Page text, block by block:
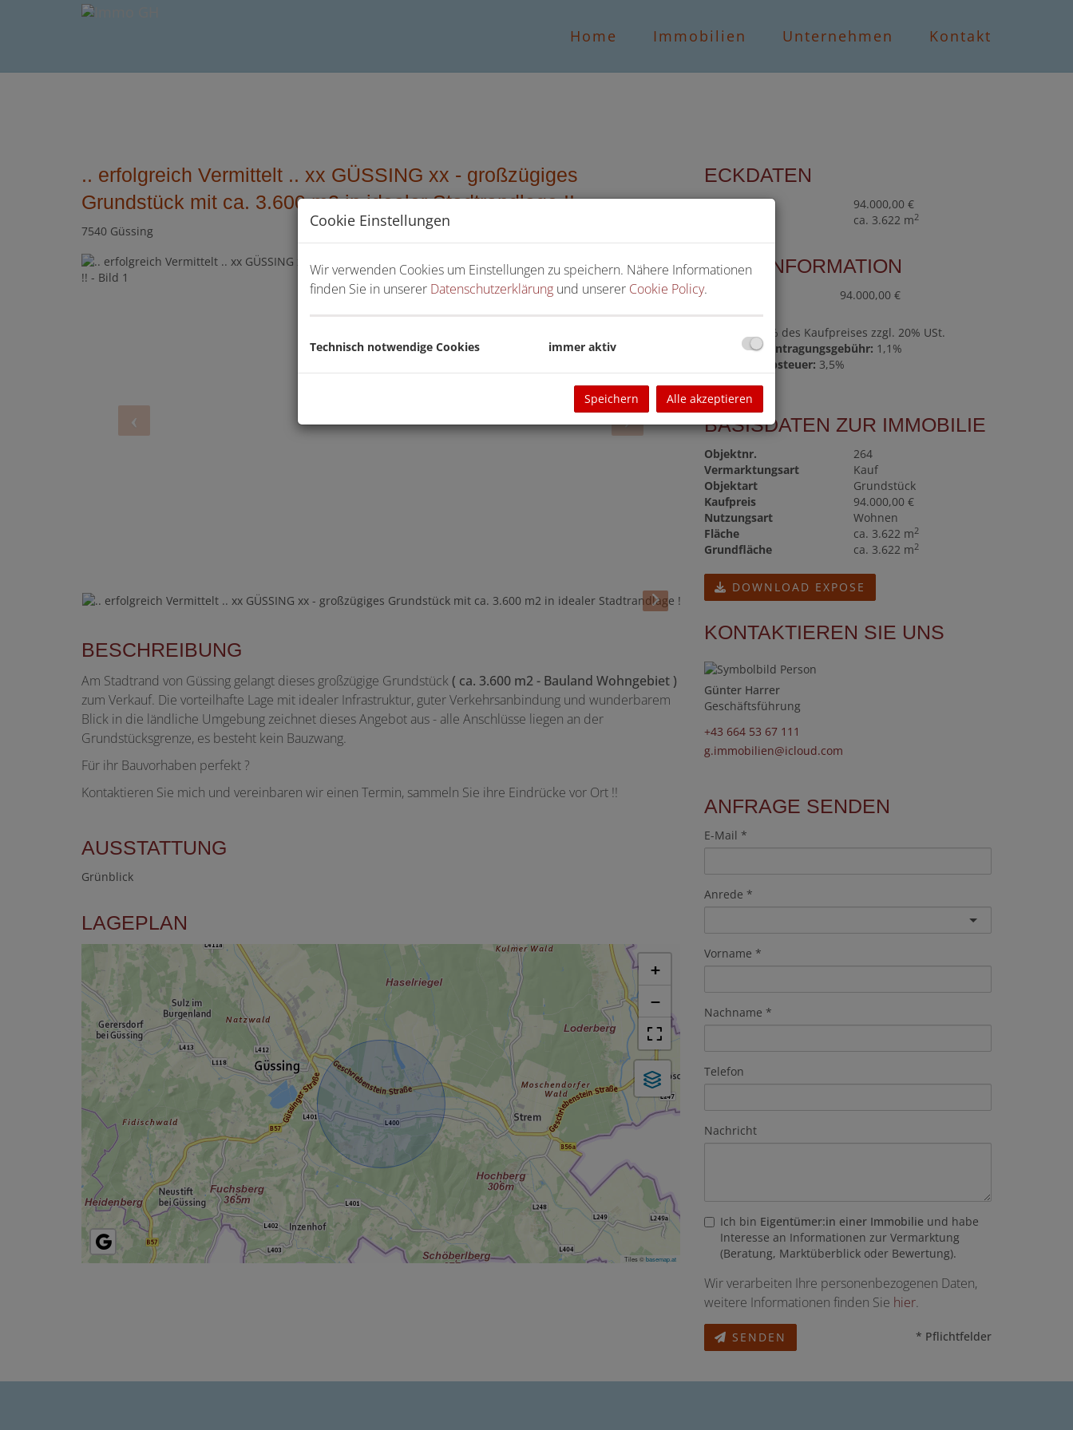
Home Immobilien Unternehmen Kontakt
.. erfolgreich Vermittelt .. xx GÜSSING xx - großzügiges
Grundstück mit ca. 3.600 m2 in idealer Stadtrandlage !!
7540 Güssing
BESCHREIBUNG
Am Stadtrand von Güssing gelangt dieses großzügige Grundstück( ca. 3.600 m2 - Bauland Wohngebiet )
zum Verkauf. Die vorteilhafte Lage mit idealer Infrastruktur, guter Verkehrsanbindung und wunderbarem
Blick in die ländliche Umgebung zeichnet dieses Angebot aus - alle Anschlüsse liegen an der
Grundstücksgrenze, es besteht kein Bauzwang.
Für ihr Bauvorhaben perfekt ?
Kontaktieren Sie mich und vereinbaren wir einen Termin, sammeln Sie ihre Eindrücke vor Ort !!
AUSSTATTUNG
Grünblick
LAGEPLAN
+
−
Tiles ©basemap.at
ECKDATEN
Kaufpreis
94.000,00 €
ca. 3.622 m2
PREISINFORMATION
Kaufpreis: 94.000,00 €
3% des Kaufpreises zzgl. 20% USt.
Grundbucheintragungsgebühr: 1,1%
Grunderwerbsteuer: 3,5%
BASISDATEN ZUR IMMOBILIE
Objektnr.
264
Vermarktungsart
Kauf
Objektart
Grundstück
Kaufpreis
94.000,00 €
Nutzungsart
Wohnen
Fläche
ca. 3.622 m2
Grundfläche ca. 3.622 m2
DOWNLOAD EXPOSE
KONTAKTIEREN SIE UNS
Günter Harrer
Geschäftsführung
+43 664 53 67 111
g.immobilien@icloud.com
ANFRAGE SENDEN
E-Mail
Anrede
Vorname
Nachname
Telefon
Nachricht
Ich bin Eigentümer:in einer Immobilie und habe
Interesse an Informationen zur Vermarktung
(Beratung, Marktüberblick oder Bewertung).
Wir verarbeiten Ihre personenbezogenen Daten,
weitere Informationen finden Sie hier.
SENDEN * Pflichtfelder
Cookie Einstellungen
Wir verwenden Cookies um Einstellungen zu speichern. Nähere Informationen
finden Sie in unserer Datenschutzerklärung und unserer Cookie Policy.
Technisch notwendige Cookies immer aktiv
Speichern Alle akzeptieren